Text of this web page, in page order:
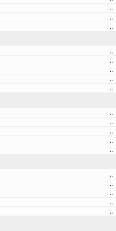
..
..
..
..
..
..
..
..
..
..
..
..
..
..
..
..
..
..